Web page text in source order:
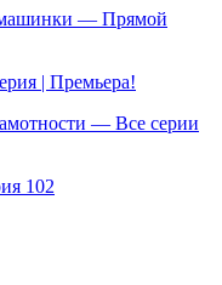
— Прямой
| Премьера!
— Все серии
102